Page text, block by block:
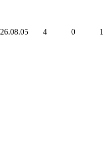
26.08.05 4 0 1